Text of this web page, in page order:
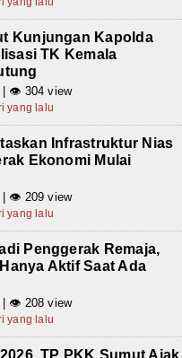
Kunjungan Kapolda
TK Kemala
| 👁 304 view
yang lalu
Infrastruktur Nias
Ekonomi Mulai
| 👁 209 view
yang lalu
Penggerak Remaja,
Aktif Saat Ada
| 👁 208 view
yang lalu
TP PKK Sumut Ajak